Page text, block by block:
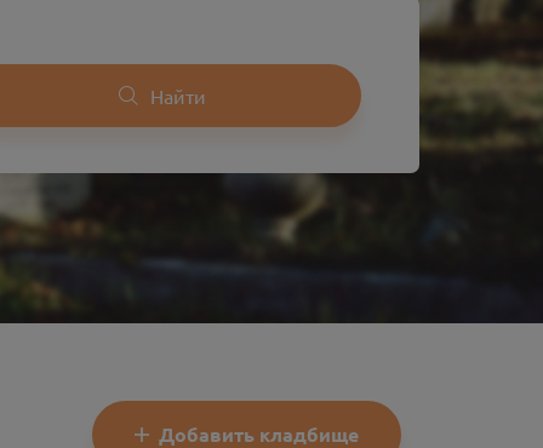
Найти
Добавить кладбище